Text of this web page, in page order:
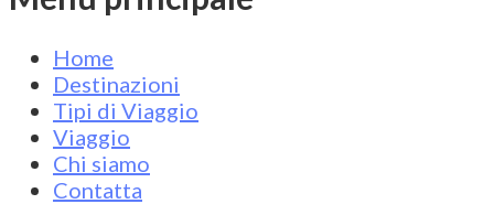
Home
Destinazioni
Tipi di Viaggio
Viaggio
Chi siamo
Contatta